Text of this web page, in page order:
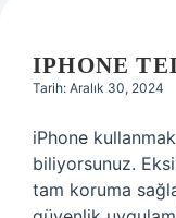
IPHONE
Tarih: Aralık 30, 2024
iPhone
biliyorsunuz.
tam koruma